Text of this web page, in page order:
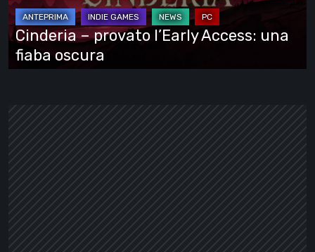
una
fiaba
oscura
Cinderia – provato l’Early Access: una
fiaba oscura